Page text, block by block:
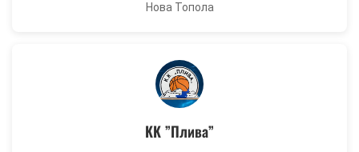
Нова Топола
KK ”Плива”